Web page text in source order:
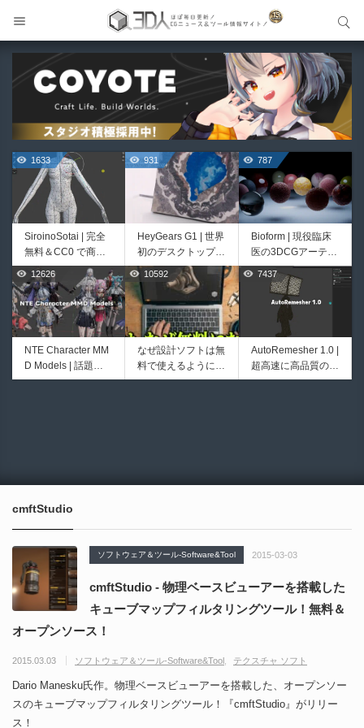
1633
SiroinoSotai | 完全
無料＆CC0 で商用
利用OKなVRChat向
け共通素体3Dモデ
ルが正式リリース！
程よいポリ数＆トポ
ロジーにも注目！
931
HeyGears G1 | 世界
初のデスクトップ型
フルカラー3D＆UV
統合型プリンターが
登場！
787
Bioform | 現役臨床
医の3DCGアーティ
ストが実際の解剖学
に基づいて構築した
プロシージャルな生
物学的Blenderマテ
リアルアセットアド
オン！無料お試し版
もあるよ！
526
Unityエフェクトレ
シピブック パーツ
を組み合わせて作れ
421
Directive Utilities |
ブループリントライ
ブラリやエディタス
12626
NTE Character MM
D Models | 話題の
ゲーム『NTE（Nev
10592
なぜ設計ソフトは無
料で使えるようにな
ったのか──3D-CA
7437
AutoRemesher 1.0 |
超高速に高品質のク
ワッドポリゴンでリ
能な伸縮式ライトセ
ーバーの開発メイキ
nderのドキュメン
er向けAIエージェン
CGMatter
cmftStudio
ソフトウェア＆ツール-Software&Tool 2015-03-03
cmftStudio - 物理ベースビューアーを搭載した
キューブマップフィルタリングツール！無料＆
オープンソース！
2015.03.03 ソフトウェア＆ツール-Software&Tool テクスチャ ソフト
Dario Manesku氏作。物理ベースビューアーを搭載した、オープンソー
スのキューブマップフィルタリングツール！『cmftStudio』がリリー
ス！
サイト内検索